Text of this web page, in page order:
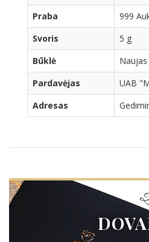
Praba
999
Svoris
5 g
Būklė
Naujas
Pardavėjas
UAB
Adresas